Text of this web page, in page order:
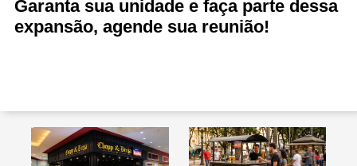
Garanta sua unidade e faça parte dessa
expansão, agende sua reunião!